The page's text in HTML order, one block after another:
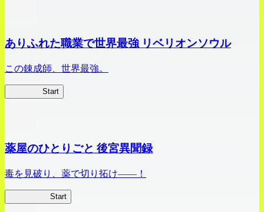
ありふれた職業で世界最強 リベリオンソウル
この錬成師、世界最強。
Start
薬屋のひとりごと 後宮異聞録
毒を見破り、薬で切り拓け――！
Start